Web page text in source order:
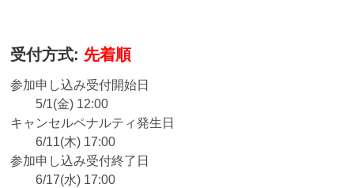
受付方式: 先着順
参加申し込み受付開始日
5/1(金) 12:00
キャンセルペナルティ発生日
6/11(木) 17:00
参加申し込み受付終了日
6/17(水) 17:00